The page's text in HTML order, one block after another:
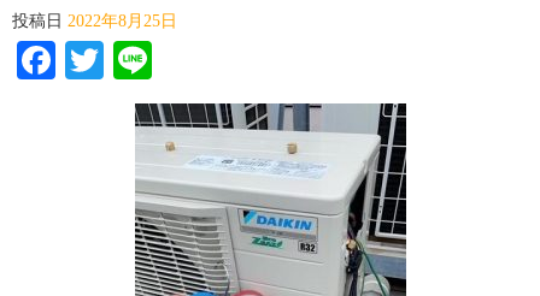
投稿日 2022年8月25日
Facebook
Twitter